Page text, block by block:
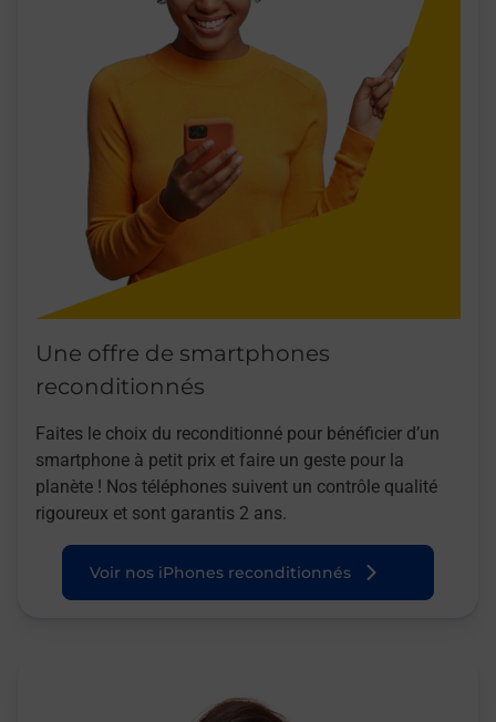
Une offre de smartphones
reconditionnés
Faites le choix du reconditionné pour bénéficier d’un
smartphone à petit prix et faire un geste pour la
planète ! Nos téléphones suivent un contrôle qualité
rigoureux et sont garantis 2 ans.
Voir nos iPhones reconditionnés